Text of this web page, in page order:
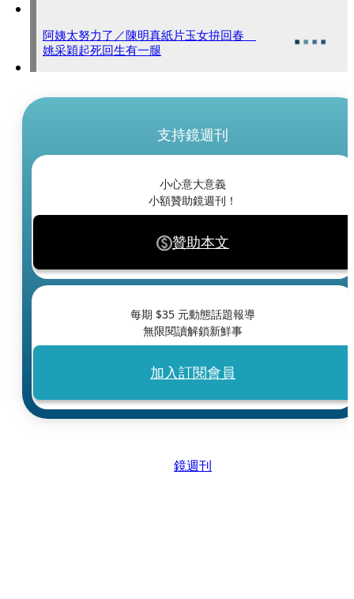
阿姨太努力了／陳明真紙片玉女拚回春
姚采穎起死回生有一腿
支持鏡週刊
小心意大意義
小額贊助鏡週刊！
贊助本文
每期 $35 元動態話題報導
無限閱讀解鎖新鮮事
加入訂閱會員
鏡週刊